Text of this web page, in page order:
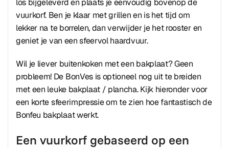
los bijgeleverd en plaats je eenvoudig bovenop de
vuurkorf. Ben je klaar met grillen en is het tijd om
lekker na te borrelen, dan verwijder je het rooster en
geniet je van een sfeervol haardvuur.
Wil je liever buitenkoken met een bakplaat? Geen
probleem! De BonVes is optioneel nog uit te breiden
met een leuke bakplaat / plancha. Kijk hieronder voor
een korte sfeerimpressie om te zien hoe fantastisch de
Bonfeu bakplaat werkt.
Een vuurkorf gebaseerd op een